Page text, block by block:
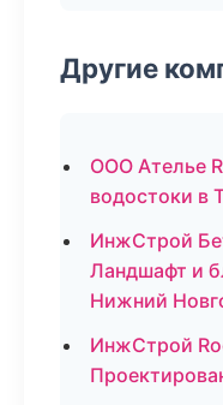
Другие
ООО Ателье
водостоки в
ИнжСтрой
Ландшафт и
Нижний
ИнжСтрой